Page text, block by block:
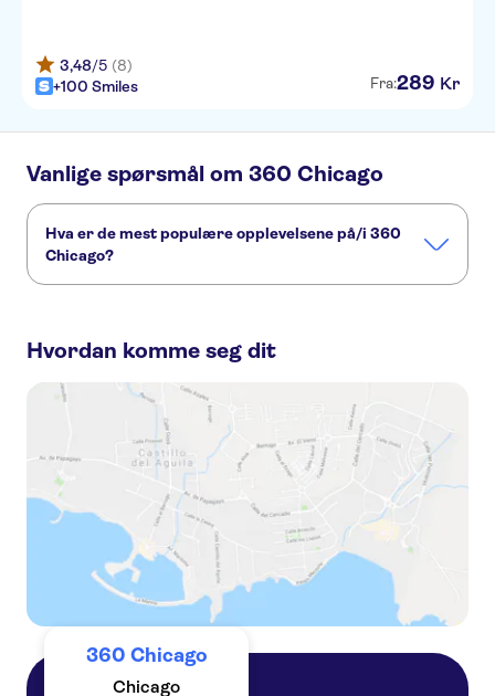
3,48/5 (8)
+100 Smiles
Fra:289 Kr
Vanlige spørsmål om 360 Chicago
Hva er de mest populære opplevelsene på/i 360
Chicago?
Go City | Chicago Explorer Pass
Chicago C3®
Hvordan komme seg dit
360 Chicago
Chicago